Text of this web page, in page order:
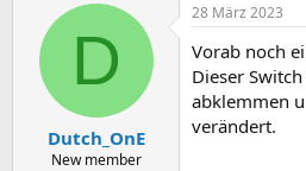
D
Dutch_OnE
New member
28 März 2023
Vorab noch
Dieser
abklemmen
verändert.